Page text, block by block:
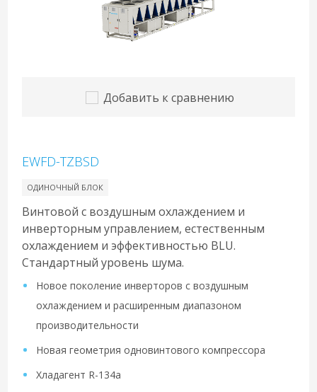
Добавить к сравнению
EWFD-TZBSD
ОДИНОЧНЫЙ БЛОК
Винтовой с воздушным охлаждением и
инверторным управлением, естественным
охлаждением и эффективностью BLU.
Стандартный уровень шума.
Новое поколение инверторов с воздушным
охлаждением и расширенным диапазоном
производительности
Новая геометрия одновинтового компрессора
Хладагент R-134a